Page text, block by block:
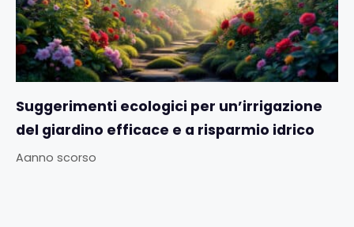
Suggerimenti ecologici per un’irrigazione
del giardino efficace e a risparmio idrico
Aanno scorso